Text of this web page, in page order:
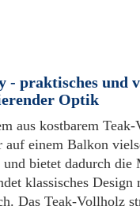
- praktisches und
Optik
aus kostbarem
auf einem Balkon
bietet dadurch
klassisches
Das Teak-Vollholz